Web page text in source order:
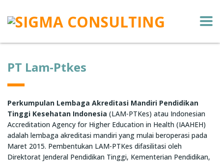
PT Lam-Ptkes
Perkumpulan Lembaga Akreditasi Mandiri Pendidikan
Tinggi Kesehatan Indonesia (LAM-PTKes) atau Indonesian
Accreditation Agency for Higher Education in Health (IAAHEH)
adalah lembaga akreditasi mandiri yang mulai beroperasi pada
Maret 2015. Pembentukan LAM-PTKes difasilitasi oleh
Direktorat Jenderal Pendidikan Tinggi, Kementerian Pendidikan,